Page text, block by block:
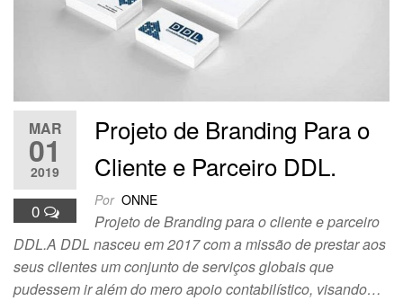
MAR
01
2019
0
Projeto de Branding Para o
Cliente e Parceiro DDL.
Por ONNE
Projeto de Branding para o cliente e parceiro
DDL.A DDL nasceu em 2017 com a missão de prestar aos
seus clientes um conjunto de serviços globais que
pudessem ir além do mero apoio contabilístico, visando…